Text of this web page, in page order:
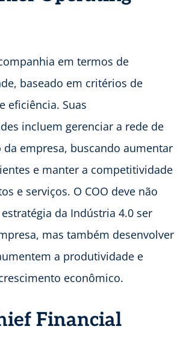
em termos de
baseado em critérios de
eficiência. Suas
incluem gerenciar a rede de
da empresa, buscando aumentar
e manter a competitividade
e serviços. O COO deve não
da Indústria 4.0 ser
mas também desenvolver
a produtividade e
econômico.
Financial